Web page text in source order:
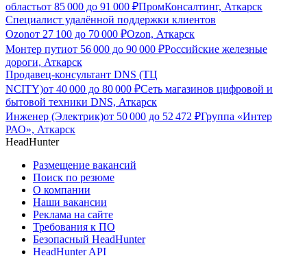
областьот 85 000 до 91 000 ₽ПромКонсалтинг, Аткарск
Специалист удалённой поддержки клиентов
Ozonот 27 100 до 70 000 ₽Ozon, Аткарск
Монтер путиот 56 000 до 90 000 ₽Российские железные
дороги, Аткарск
Продавец-консультант DNS (ТЦ
NCITY)от 40 000 до 80 000 ₽Сеть магазинов цифровой и
бытовой техники DNS, Аткарск
Инженер (Электрик)от 50 000 до 52 472 ₽Группа «Интер
РАО», Аткарск
HeadHunter
Размещение вакансий
Поиск по резюме
О компании
Наши вакансии
Реклама на сайте
Требования к ПО
Безопасный HeadHunter
HeadHunter API